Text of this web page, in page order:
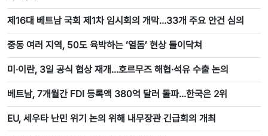
제16대 베트남 국회 제1차 임시회의 개막…33개 주요 안건 심의
중동 여러 지역, 50도 육박하는 ‘열돔’ 현상 들이닥쳐
미·이란, 3일 공식 협상 재개…호르무즈 해협·석유 수출 논의
베트남, 7개월간 FDI 등록액 380억 달러 돌파…한국은 2위
EU, 세우타 난민 위기 논의 위해 내무장관 긴급회의 개최